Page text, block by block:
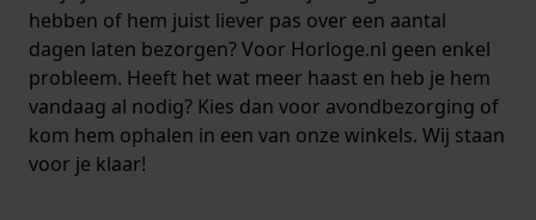
hebben of hem juist liever pas over een aantal
dagen laten bezorgen? Voor Horloge.nl geen enkel
probleem. Heeft het wat meer haast en heb je hem
vandaag al nodig? Kies dan voor avondbezorging of
kom hem ophalen in een van onze winkels. Wij staan
voor je klaar!